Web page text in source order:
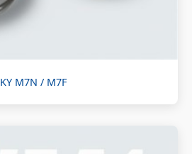
KY M7N / M7F